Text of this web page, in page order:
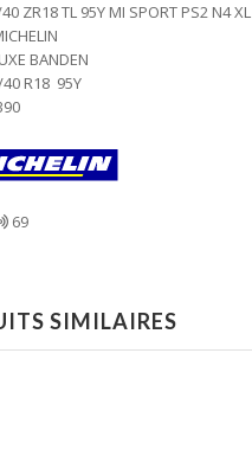
ZR18 TL 95Y MI SPORT PS2 N4 XL
BANDEN
R18 95Y
69
SIMILAIRES